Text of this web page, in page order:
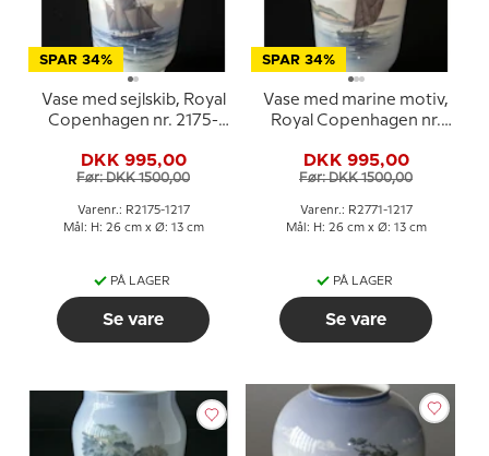
SPAR 34%
Vase med sejlskib, Royal
Copenhagen nr. 2175-
DKK 995,00
Før: DKK 1500,00
Varenr.: R2175-1217
Mål: H: 26 cm x Ø: 13 cm
PÅ LAGER
Se vare
SPAR 34%
Vase med marine motiv,
Royal Copenhagen nr.
DKK 995,00
Før: DKK 1500,00
Varenr.: R2771-1217
Mål: H: 26 cm x Ø: 13 cm
PÅ LAGER
Se vare